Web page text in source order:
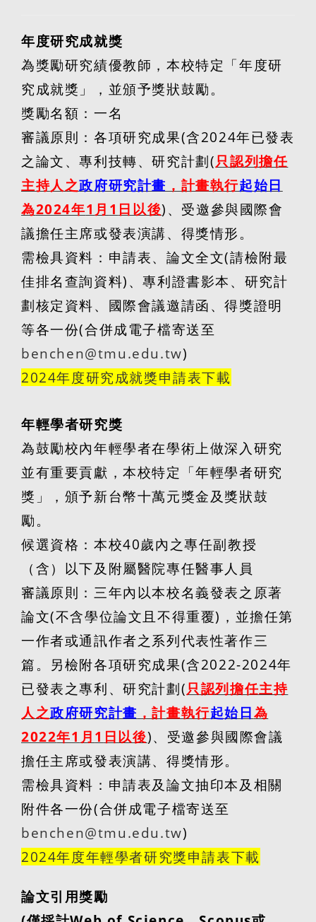
年度研究成就獎
為獎勵研究績優教師，本校特定「年度研
究成就獎」，並頒予獎狀鼓勵。
獎勵名額：一名
審議原則：各項研究成果(含2024年已發表
之論文、專利技轉、研究計劃(只認列擔任
主持人之政府研究計畫 ，計畫執行起始日
為2024年1 月 1 日以後) 、受邀參與國際會
議擔任主席或發表演講、得獎情形。
需檢具資料：申請表、論文全文(請檢附最
佳排名查詢資料) 、專利證書影本、研究計
劃核定資料、國際會議邀請函、得獎證明
等各一份(合併成電子檔寄送至
benchen@tmu.edu.tw)
2024年度研究成就獎申請表下載
年輕學者研究獎
為鼓勵校內年輕學者在學術上做深入研究
並有重要貢獻，本校特定「年輕學者研究
獎」，頒予新台幣十萬元獎金及獎狀鼓
勵。
候選資格：本校40歲內之專任副教授
（含）以下及附屬醫院專任醫事人員
審議原則：三年內以本校名義發表之原著
論文(不含學位論文且不得重覆) ，並擔任第
一作者或通訊作者之系列代表性著作三
篇。另檢附各項研究成果(含2022-2024年
已發表之專利、研究計劃(只認列擔任主持
人之政府研究計畫 ，計畫執行起始日為
2022年1 月 1 日以後)、受邀參與國際會議
擔任主席或發表演講、得獎情形。
需檢具資料：申請表及論文抽印本及相關
附件各一份(合併成電子檔寄送至
benchen@tmu.edu.tw)
2024年度年輕學者研究獎申請表下載
論文引用獎勵